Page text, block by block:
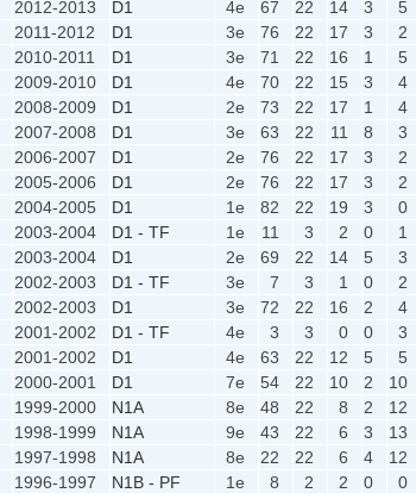
2012-2013 D1 4e 67 22 14 3 5
2011-2012 D1 3e 76 22 17 3 2
2010-2011 D1 3e 71 22 16 1 5
2009-2010 D1 4e 70 22 15 3 4
2008-2009 D1 2e 73 22 17 1 4
2007-2008 D1 3e 63 22 11 8 3
2006-2007 D1 2e 76 22 17 3 2
2005-2006 D1 2e 76 22 17 3 2
2004-2005 D1 1e 82 22 19 3 0
2003-2004 D1 - TF 1e 11 3 2 0 1
2003-2004 D1 2e 69 22 14 5 3
2002-2003 D1 - TF 3e 7 3 1 0 2
2002-2003 D1 3e 72 22 16 2 4
2001-2002 D1 - TF 4e 3 3 0 0 3
2001-2002 D1 4e 63 22 12 5 5
2000-2001 D1 7e 54 22 10 2 10
1999-2000 N1A 8e 48 22 8 2 12
1998-1999 N1A 9e 43 22 6 3 13
1997-1998 N1A 8e 22 22 6 4 12
1996-1997 N1B - PF 1e 8 2 2 0 0